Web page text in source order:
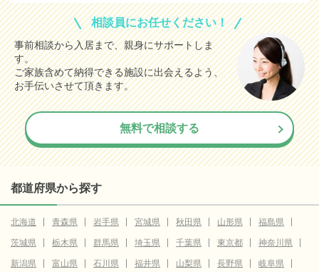
相談員にお任せください！
事前相談から入居まで、親身にサポートしま
す。
ご家族含めて納得できる施設に出会えるよう、
お手伝いさせて頂きます。
無料で相談する
都道府県から探す
北海道 青森県 岩手県 宮城県 秋田県 山形県
福島県
茨城県
栃木県 群馬県 埼玉県 千葉県 東京都
神奈川県
新潟県
富山県 石川県 福井県 山梨県 長野県
岐阜県